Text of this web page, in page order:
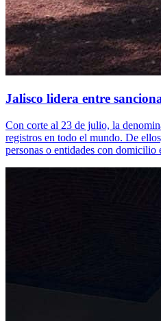
Jalisco lidera entre
Con corte al 23 de julio, la
registros en todo el mundo. De
personas o entidades con domicilio